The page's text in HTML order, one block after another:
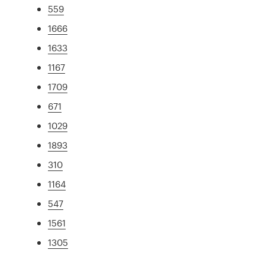
559
1666
1633
1167
1709
671
1029
1893
310
1164
547
1561
1305